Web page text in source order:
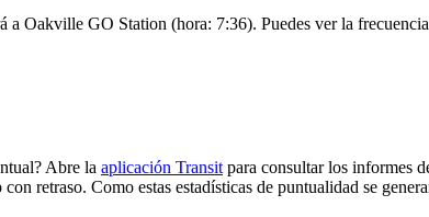
Oakville GO Station (hora: 7:36). Puedes ver la
Abre la aplicación Transit para consultar los informes
retraso. Como estas estadísticas de puntualidad se